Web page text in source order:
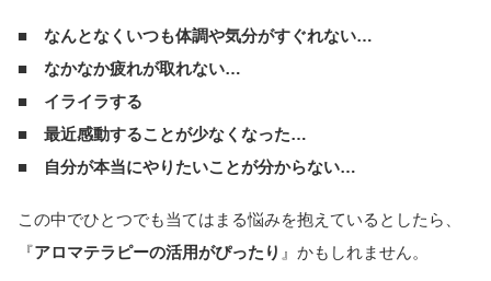
■ なんとなくいつも体調や気分がすぐれない…
■ なかなか疲れが取れない…
■ イライラする
■ 最近感動することが少なくなった…
■ 自分が本当にやりたいことが分からない…
この中でひとつでも当てはまる悩みを抱えているとしたら、
『アロマテラピーの活用がぴったり 』かもしれません。